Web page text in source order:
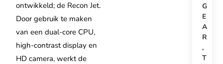
ontwikkeld; de Recon Jet.
Door gebruik te maken
van een dual-core CPU,
high-contrast display en
HD camera, werkt de
G
E
A
R
,
T